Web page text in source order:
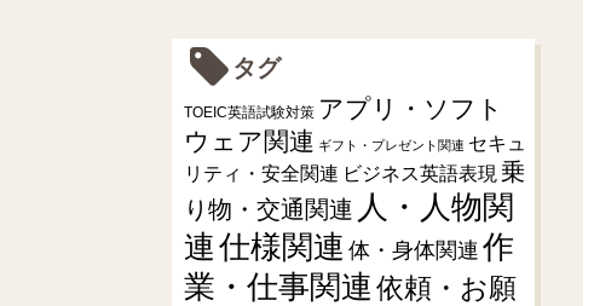
タグ
TOEIC英語試験対策 アプリ・ソフト
ウェア関連 ギフト・プレゼント関連 セキュ
リティ・安全関連 ビジネス英語表現 乗
り物・交通関連 人・人物関
連仕様関連 体・身体関連 作
業・仕事関連依頼・お願